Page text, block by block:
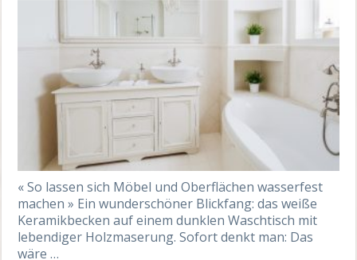
« So lassen sich Möbel und Oberflächen wasserfest
machen » Ein wunderschöner Blickfang: das weiße
Keramikbecken auf einem dunklen Waschtisch mit
lebendiger Holzmaserung. Sofort denkt man: Das
wäre …